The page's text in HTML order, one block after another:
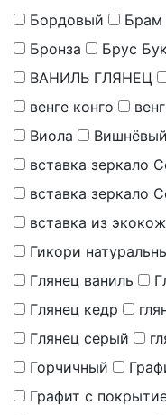
Бордовый
Брам
Бронза
Брус
ВАНИЛЬ ГЛЯНЕЦ
венге конго
Виола
Вишнёвый
вставка зеркало
вставка зеркало
вставка из
Гикори
Глянец ваниль
Глянец кедр
Глянец серый
Горчичный
Графит с